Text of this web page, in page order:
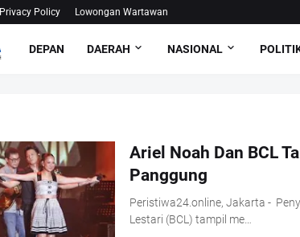
Privacy Policy Lowongan Wartawan
DEPAN DAERAH NASIONAL
Ariel Noah Dan BCL
Panggung
Peristiwa24.online, Jakarta -
Lestari (BCL) tampil me…